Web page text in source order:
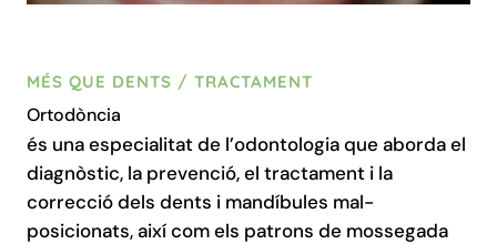
MÉS QUE DENTS / TRACTAMENT
Ortodòncia
és una especialitat de l’odontologia que aborda el
diagnòstic, la prevenció, el tractament i la
correcció dels dents i mandíbules mal-
posicionats, així com els patrons de mossegada